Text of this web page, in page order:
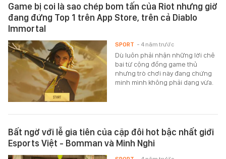
Game bị coi là sao chép bom tấn của Riot nhưng giờ
đang đứng Top 1 trên App Store, trên cả Diablo
Immortal
Dù luôn phải nhận những lời chê
bai từ cộng đồng game thủ
nhưng trò chơi này đang chứng
minh mình không phải dạng vừa.
SPORT - 4 năm trước
Bất ngờ với lễ gia tiên của cặp đôi hot bậc nhất giới
Esports Việt - Bomman và Minh Nghi